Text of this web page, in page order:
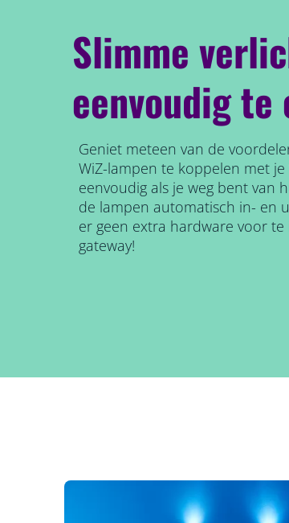
Slimme
eenvoudig
Geniet meteen van de
WiZ-lampen te koppelen met
eenvoudig als je weg bent van
de lampen automatisch in- en
er geen extra hardware voor
gateway!